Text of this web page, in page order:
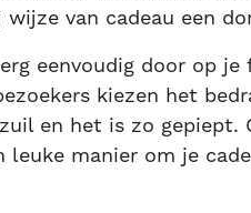
van cadeau een
eenvoudig door op
kiezen het
en het is zo gepiept.
leuke manier om je